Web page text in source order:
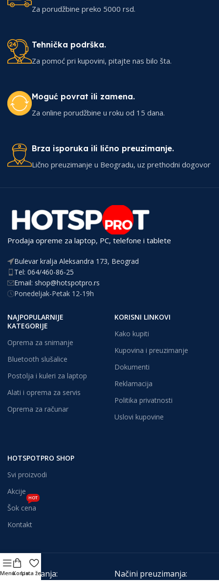
Za porudžbine preko 5000 rsd.
Tehnička podrška.
Za pomoć pri kupovini, pitajte nas bilo šta.
Moguć povrat ili zamena.
Za online porudžbine u roku od 15 dana.
Brza isporuka ili lično preuzimanje.
Lično preuzimanje u Beogradu, uz prethodni dogovor
Prodaja opreme za laptop, PC, telefone i tablete
Bulevar kralja Aleksandra 173, Beograd
Tel: 064/460-86-25
Email: shop@hotspotpro.rs
Ponedeljak-Petak 12-19h
NAJPOPULARNIJE
KATEGORIJE
Oprema za snimanje
Bluetooth slušalice
Postolja i kuleri za laptop
Alati i oprema za servis
Oprema za računar
KORISNI LINKOVI
Kako kupiti
Kupovina i preuzimanje
Dokumenti
Reklamacija
Politika privatnosti
Uslovi kupovine
HOTSPOTPRO SHOP
Svi proizvodi
Akcije
Šok cena
HOT
Kontakt
Načini plaćanja: Načini preuzimanja:
MenuKorpaLista želja